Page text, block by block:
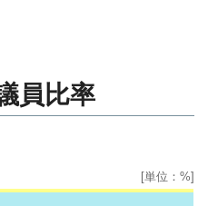
員比率
[単位：%]